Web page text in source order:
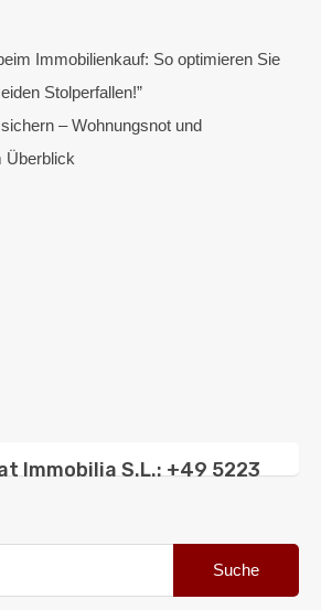
Immobilienkauf: So optimieren Sie
Stolperfallen!”
– Wohnungsnot und
Überblick
Immobilia S.L.: +49 5223